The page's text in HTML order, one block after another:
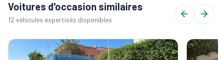
Voitures d'occasion similaires
12 véhicules expertisés disponibles